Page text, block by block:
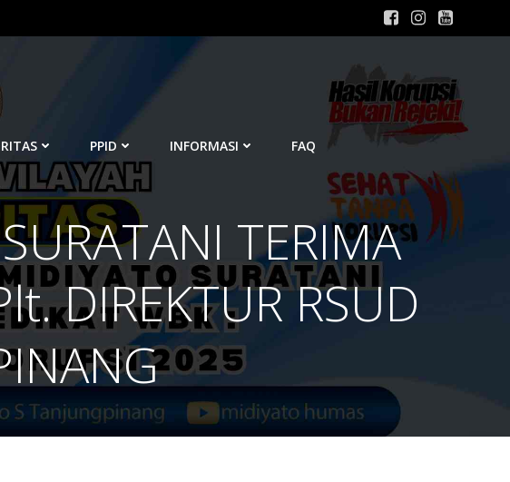
PPID INFORMASI FAQ
TERIMA
DIREKTUR RSUD